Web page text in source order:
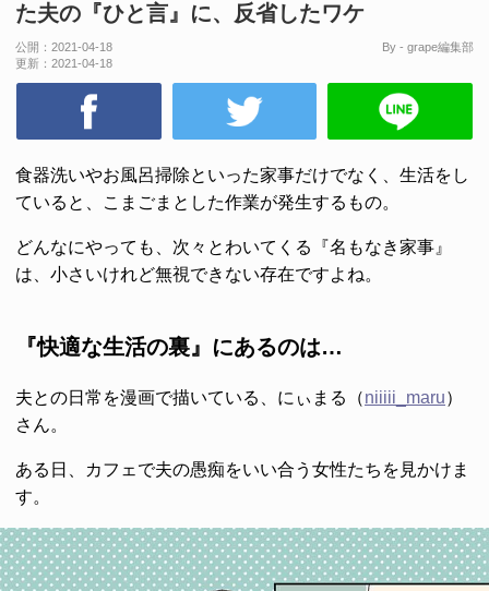
た夫の『ひと言』に、反省したワケ
公開： 2021-04-18
更新： 2021-04-18
By - grape編集部
食器洗いやお風呂掃除といった家事だけでなく、生活をし
ていると、こまごまとした作業が発生するもの。
どんなにやっても、次々とわいてくる『名もなき家事』
は、小さいけれど無視できない存在ですよね。
『快適な生活の裏』にあるのは…
夫との日常を漫画で描いている、にぃまる（niiiii_maru）
さん。
ある日、カフェで夫の愚痴をいい合う女性たちを見かけま
す。